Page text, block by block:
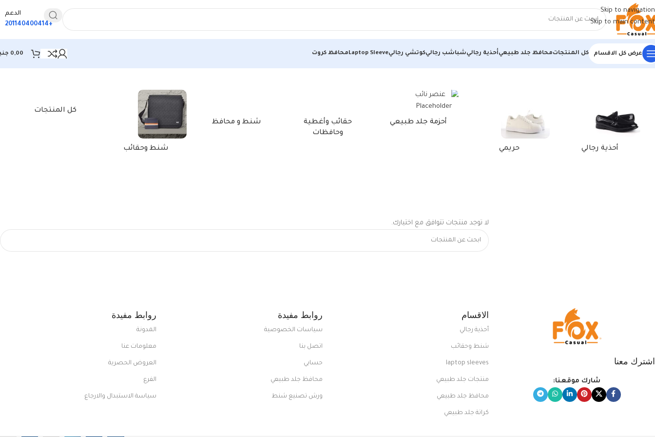
Skip to navigation
Skip to main content
الدعم
+201140400414
عرض كل الاقسام كل المنتجاتمحافظ جلد طبيعيأحذية رجاليشباشب رجاليكوتشي رجاليLaptop Sleeveمحافظ كروت 0,00
الرئيسية/منتجات تحت الوسم “laptop sleeve 17 inch”
أحذية رجالي حريمي
أحزمة جلد طبيعي
حقائب وأغطية
وحافظات
شنط و محافظ
شنط وحقائب
كل المنتجات
لا توجد منتجات تتوافق مع اختيارك.
اشترك معنا
شارك موقعنا:
الاقسام
أحذية رجالي
شنط وحقائب
laptop sleeves
منتجات جلد طبيعي
محافظ جلد طبيعي
كراتة جلد طبيعي
روابط مفيدة
سياسات الخصوصية
اتصل بنا
حسابي
محافظ جلد طبيعي
ورش تصنيع شنط
روابط مفيدة
المدونة
معلومات عنا
العروض الحصرية
الفرع
سياسة الاستبدال والارجاع